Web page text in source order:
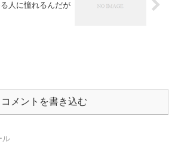
人に憧れるんだが
コメントを書き込む
ル